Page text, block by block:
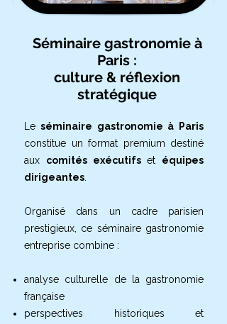
Séminaire gastronomie à
Paris :
culture & réflexion
stratégique
Le séminaire gastronomie à Paris
constitue un format premium destiné
aux comités exécutifset équipes
dirigeantes
Organisé dans un cadre parisien
prestigieux, ce séminaire gastronomie
entreprise combine :
analyse culturelle de la gastronomie
française
perspectives historiques et